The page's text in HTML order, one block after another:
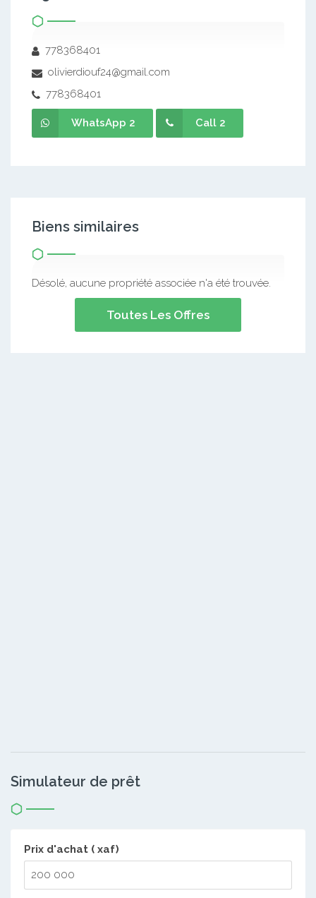
778368401
olivierdiouf24@gmail.com
778368401
WhatsApp 2 Call 2
Biens similaires
Désolé, aucune propriété associée n'a été trouvée.
Toutes Les Offres
Simulateur de prêt
Prix d'achat ( xaf)